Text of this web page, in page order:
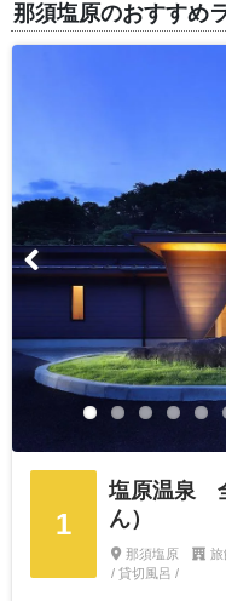
那須塩原のおすすめ
1
塩原温泉
ん）
那須塩原
/ 貸切風呂 /